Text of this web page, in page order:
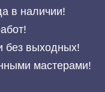
в наличии!
без выходных!
мастерами!